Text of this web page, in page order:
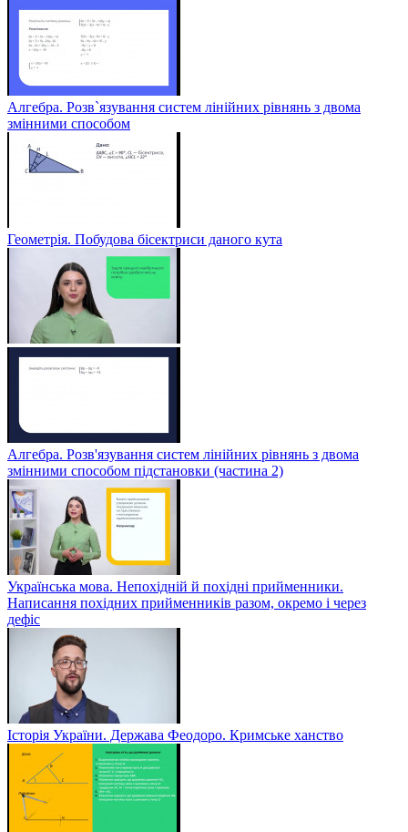
Алгебра. Розв`язування систем лінійних рівнянь з двома
змінними способом
Геометрія. Побудова бісектриси даного кута
Алгебра. Розв'язування систем лінійних рівнянь з двома
змінними способом підстановки (частина 2)
Українська мова. Непохідній й похідні прийменники.
Написання похідних прийменників разом, окремо і через
дефіс
Історія України. Держава Феодоро. Кримське ханство